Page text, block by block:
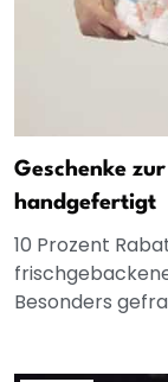
Geschenke
handgefertigt
10 Prozent
Besonders